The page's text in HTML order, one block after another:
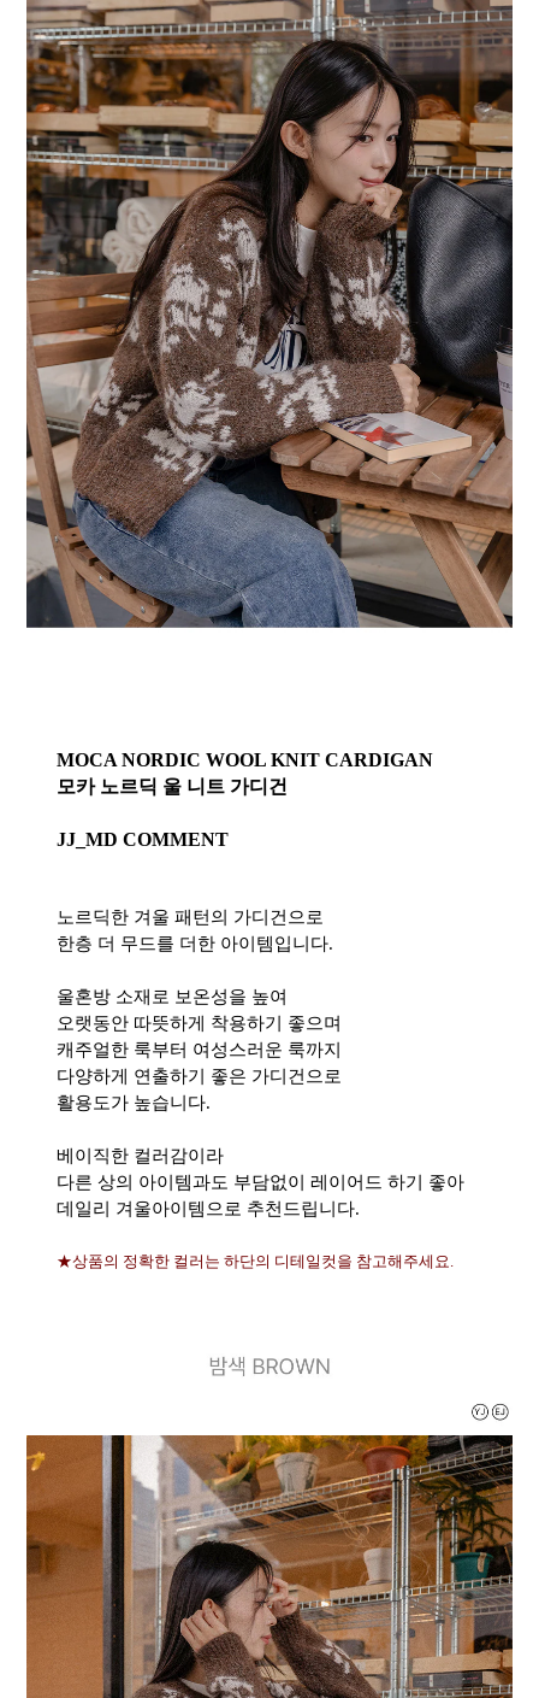
MOCA NORDIC WOOL KNIT CARDIGAN
모카 노르딕 울 니트 가디건
JJ_MD COMMENT
노르딕한 겨울 패턴의 가디건으로
한층 더 무드를 더한 아이템입니다.
울혼방 소재로 보온성을 높여
오랫동안 따뜻하게 착용하기 좋으며
캐주얼한 룩부터 여성스러운 룩까지
다양하게 연출하기 좋은 가디건으로
활용도가 높습니다.
베이직한 컬러감이라
다른 상의 아이템과도 부담없이 레이어드 하기 좋아
데일리 겨울아이템으로 추천드립니다.
★상품의 정확한 컬러는 하단의 디테일컷을 참고해주세요.